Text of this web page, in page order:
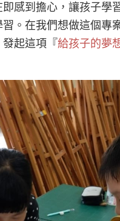
感到擔心，讓孩子學
。在我們想做這個專
起這項『給孩子的夢